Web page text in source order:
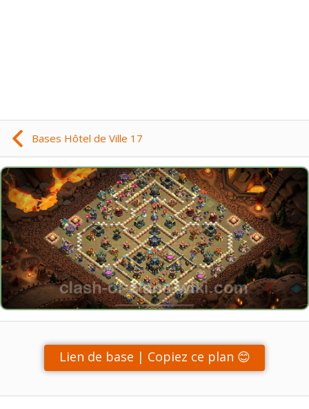
Bases Hôtel de Ville 17
Lien de base | Copiez ce plan 😊